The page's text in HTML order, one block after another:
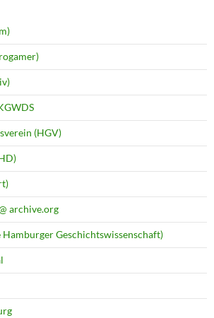
(HGV)
archive.org
Hamburger Geschichtswissenschaft)